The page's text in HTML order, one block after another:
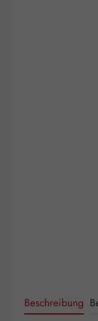
Beschreibung